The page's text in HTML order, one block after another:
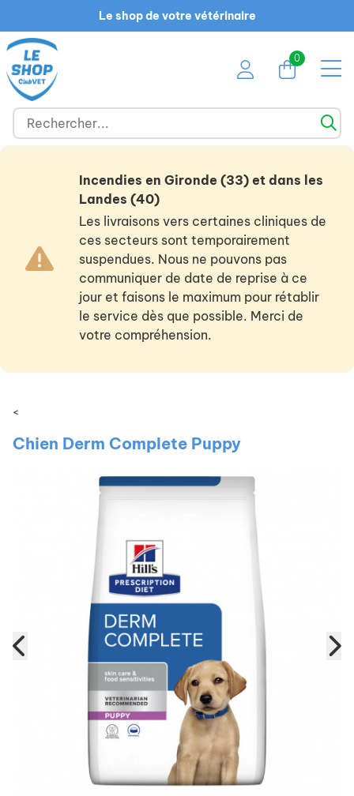
Le shop de votre vétérinaire
0
Incendies en Gironde (33) et dans les
Landes (40)
Les livraisons vers certaines cliniques de
ces secteurs sont temporairement
suspendues. Nous ne pouvons pas
communiquer de date de reprise à ce
jour et faisons le maximum pour rétablir
le service dès que possible. Merci de
votre compréhension.
<
Chien Derm Complete Puppy